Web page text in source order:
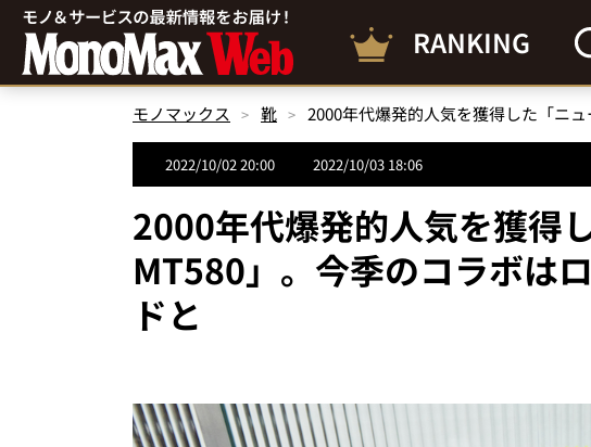
RANKING
モノマックス 靴
2022/10/02 20:00 2022/10/03 18:06
2000年代爆発的人気を獲得
MT580」。今季のコラボは
ドと